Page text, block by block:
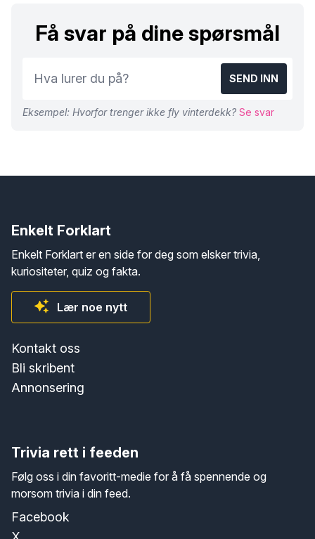
Få svar på dine spørsmål
SEND INN
Eksempel: Hvorfor trenger ikke fly vinterdekk? Se svar
Enkelt Forklart
Enkelt Forklart er en side for deg som elsker trivia,
kuriositeter, quiz og fakta.
Lær noe nytt
Kontakt oss
Bli skribent
Annonsering
Trivia rett i feeden
Følg oss i din favoritt-medie for å få spennende og
morsom trivia i din feed.
Facebook